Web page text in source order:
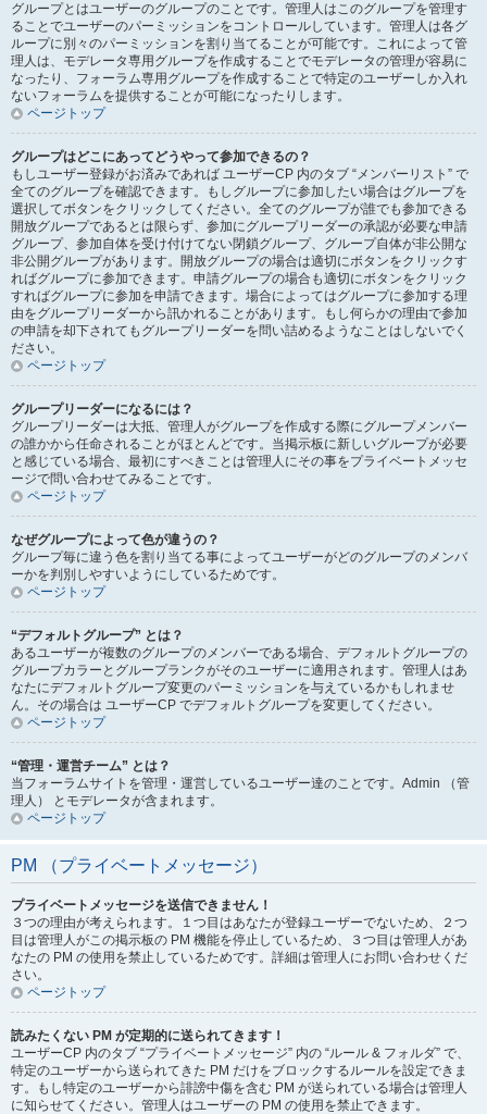
グループとはユーザーのグループのことです。管理人はこのグループを管理す
ることでユーザーのパーミッションをコントロールしています。管理人は各グ
ループに別々のパーミッションを割り当てることが可能です。これによって管
理人は、モデレータ専用グループを作成することでモデレータの管理が容易に
なったり、フォーラム専用グループを作成することで特定のユーザーしか入れ
ないフォーラムを提供することが可能になったりします。
ページトップ
グループはどこにあってどうやって参加できるの？
もしユーザー登録がお済みであれば ユーザーCP 内のタブ “メンバーリスト” で
全てのグループを確認できます。もしグループに参加したい場合はグループを
選択してボタンをクリックしてください。全てのグループが誰でも参加できる
開放グループであるとは限らず、参加にグループリーダーの承認が必要な申請
グループ、参加自体を受け付けてない閉鎖グループ、グループ自体が非公開な
非公開グループがあります。開放グループの場合は適切にボタンをクリックす
ればグループに参加できます。申請グループの場合も適切にボタンをクリック
すればグループに参加を申請できます。場合によってはグループに参加する理
由をグループリーダーから訊かれることがあります。もし何らかの理由で参加
の申請を却下されてもグループリーダーを問い詰めるようなことはしないでく
ださい。
ページトップ
グループリーダーになるには？
グループリーダーは大抵、管理人がグループを作成する際にグループメンバー
の誰かから任命されることがほとんどです。当掲示板に新しいグループが必要
と感じている場合、最初にすべきことは管理人にその事をプライベートメッセ
ージで問い合わせてみることです。
ページトップ
なぜグループによって色が違うの？
グループ毎に違う色を割り当てる事によってユーザーがどのグループのメンバ
ーかを判別しやすいようにしているためです。
ページトップ
“デフォルトグループ” とは？
あるユーザーが複数のグループのメンバーである場合、デフォルトグループの
グループカラーとグループランクがそのユーザーに適用されます。管理人はあ
なたにデフォルトグループ変更のパーミッションを与えているかもしれませ
ん。その場合は ユーザーCP でデフォルトグループを変更してください。
ページトップ
“管理・運営チーム” とは？
当フォーラムサイトを管理・運営しているユーザー達のことです。Admin （管
理人） とモデレータが含まれます。
ページトップ
PM （プライベートメッセージ）
プライベートメッセージを送信できません！
３つの理由が考えられます。１つ目はあなたが登録ユーザーでないため、２つ
目は管理人がこの掲示板の PM 機能を停止しているため、３つ目は管理人があ
なたの PM の使用を禁止しているためです。詳細は管理人にお問い合わせくだ
さい。
ページトップ
読みたくない PM が定期的に送られてきます！
ユーザーCP 内のタブ “プライベートメッセージ” 内の “ルール & フォルダ” で、
特定のユーザーから送られてきた PM だけをブロックするルールを設定できま
す。もし特定のユーザーから誹謗中傷を含む PM が送られている場合は管理人
に知らせてください。管理人はユーザーの PM の使用を禁止できます。